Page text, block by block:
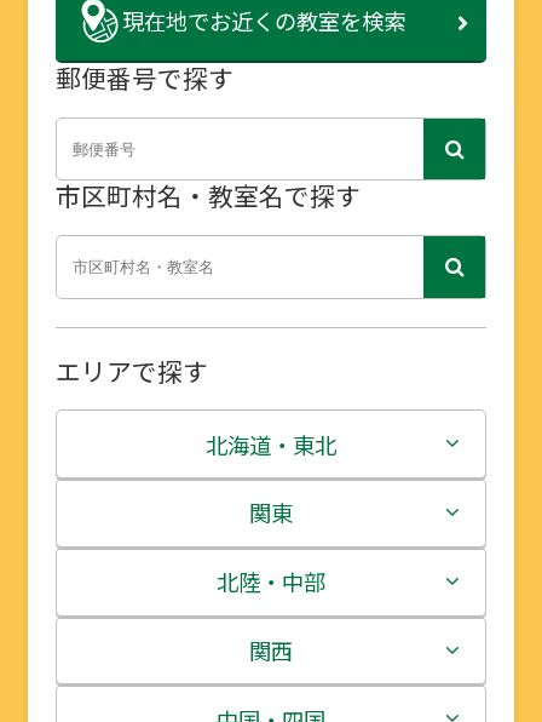
現在地でお近くの教室を検索
郵便番号で探す
市区町村名・教室名で探す
エリアで探す
北海道・東北
北海道
青森県
岩手県
宮城県
関東
茨城県
栃木県
群馬県
北陸・中部
新潟県
富山県
関西
三重県